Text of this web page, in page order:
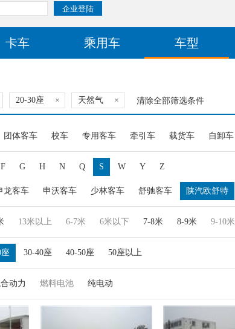
卡车 乘用车 车型
20-30座 × 天然气 × 清除全部筛选条件
团体客车 校车 专用客车 牵引车 载货车 自卸车
F G H N Q S W Y Z
龙客车 申沃客车 少林客车 舒驰客车 陕汽欧舒特
13米以上 6-7米 6米以下 7-8米 8-9米 9-10米
30-40座 40-50座 50座以上
动力 燃料电池 纯电动